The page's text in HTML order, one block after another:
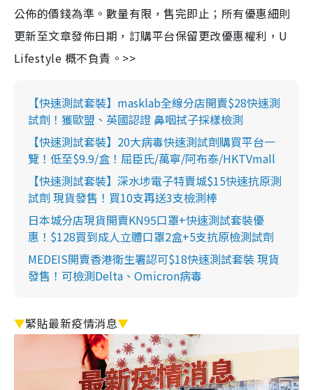
公佈的價錢為準。數量有限，售完即止；所有優惠細則
更新至文章發佈日期，訂購平台保留更改優惠權利，U
Lifestyle 概不負責。>>
【快速測試套裝】masklab全線分店開賣$28快速測
試劑！獲歐盟、英國認證 鼻咽拭子採樣檢測
【快速測試套裝】20大病毒快速測試劑購買平台一
覽！低至$9.9/盒！屈臣氏/萬寧/阿布泰/HKTVmall
【快速測試套裝】深水埗電子特賣城$15快速抗原測
試劑 現貨發售！買10支再送3支檢測棒
日本城分店現貨開賣KN95口罩+快速測試套裝優
惠！$128買到成人立體口罩2盒+5支抗原檢測試劑
MEDEIS開賣香港衛生署認可$18快速測試套裝 現貨
發售！可檢測Delta、Omicron病毒
▼緊貼最新疫情消息▼